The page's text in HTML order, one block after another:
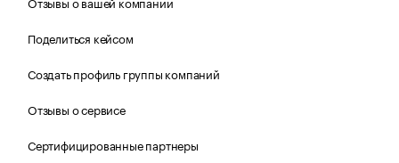
Поделиться кейсом
Создать профиль группы компаний
Отзывы о сервисе
Сертифицированные партнеры